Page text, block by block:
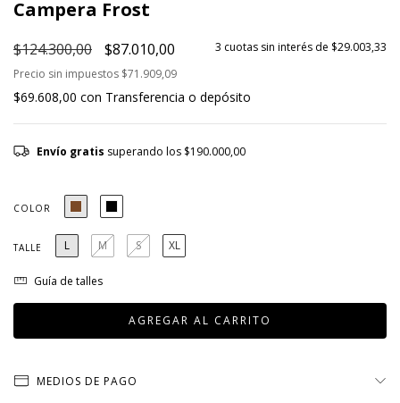
Campera Frost
$124.300,00 $87.010,00 3 cuotas sin interés de $29.003,33
Precio sin impuestos $71.909,09
$69.608,00 con Transferencia o depósito
Envío gratis superando los $190.000,00
COLOR
TALLE L M S XL
Guía de talles
MEDIOS DE PAGO